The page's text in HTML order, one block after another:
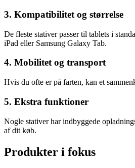
3. Kompatibilitet og størrelse
De fleste stativer passer til tablets i
iPad eller Samsung Galaxy Tab.
4. Mobilitet og transport
Hvis du ofte er på farten, kan et
5. Ekstra funktioner
Nogle stativer har indbyggede
af dit køb.
Produkter i fokus